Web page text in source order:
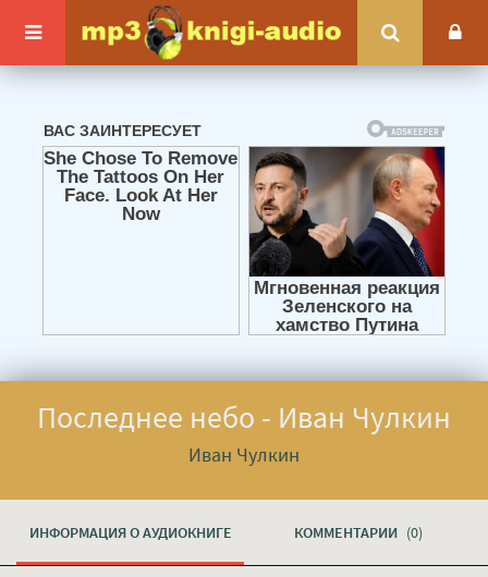
Последнее небо - Иван Чулкин
Иван Чулкин
ИНФОРМАЦИЯ О АУДИОКНИГЕ КОММЕНТАРИИ (0)